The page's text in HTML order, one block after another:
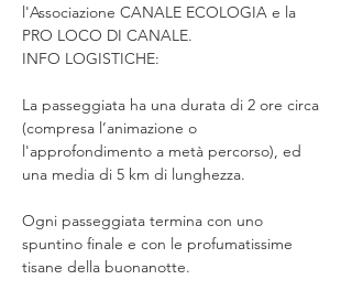
l'Associazione CANALE ECOLOGIA e la
PRO LOCO DI CANALE.
INFO LOGISTICHE:
La passeggiata ha una durata di 2 ore circa
(compresa l’animazione o
l'approfondimento a metà percorso), ed
una media di 5 km di lunghezza.
Ogni passeggiata termina con uno
spuntino finale e con le profumatissime
tisane della buonanotte.